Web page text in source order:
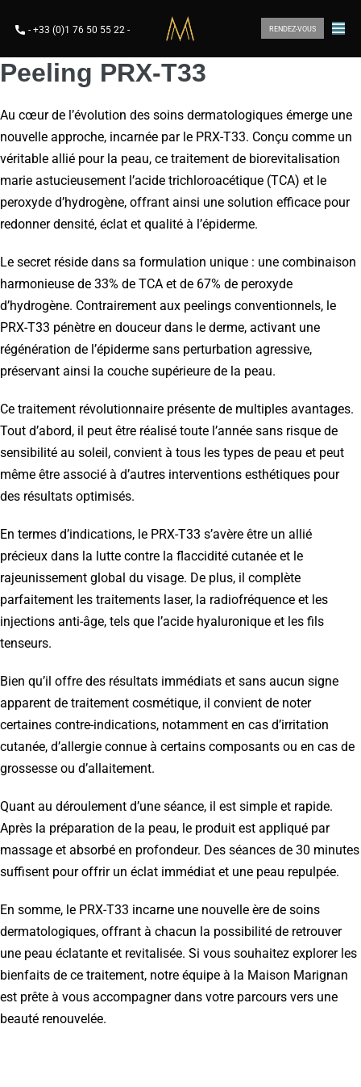
- +33 (0)1 76 50 55 22 - RENDEZ-VOUS
Peeling PRX-T33
Au cœur de l’évolution des soins dermatologiques émerge une
nouvelle approche, incarnée par le PRX-T33. Conçu comme un
véritable allié pour la peau, ce traitement de biorevitalisation
marie astucieusement l’acide trichloroacétique (TCA) et le
peroxyde d’hydrogène, offrant ainsi une solution efficace pour
redonner densité, éclat et qualité à l’épiderme.
Le secret réside dans sa formulation unique : une combinaison
harmonieuse de 33% de TCA et de 67% de peroxyde
d’hydrogène. Contrairement aux peelings conventionnels, le
PRX-T33 pénètre en douceur dans le derme, activant une
régénération de l’épiderme sans perturbation agressive,
préservant ainsi la couche supérieure de la peau.
Ce traitement révolutionnaire présente de multiples avantages.
Tout d’abord, il peut être réalisé toute l’année sans risque de
sensibilité au soleil, convient à tous les types de peau et peut
même être associé à d’autres interventions esthétiques pour
des résultats optimisés.
En termes d’indications, le PRX-T33 s’avère être un allié
précieux dans la lutte contre la flaccidité cutanée et le
rajeunissement global du visage. De plus, il complète
parfaitement les traitements laser, la radiofréquence et les
injections anti-âge, tels que l’acide hyaluronique et les fils
tenseurs.
Bien qu’il offre des résultats immédiats et sans aucun signe
apparent de traitement cosmétique, il convient de noter
certaines contre-indications, notamment en cas d’irritation
cutanée, d’allergie connue à certains composants ou en cas de
grossesse ou d’allaitement.
Quant au déroulement d’une séance, il est simple et rapide.
Après la préparation de la peau, le produit est appliqué par
massage et absorbé en profondeur. Des séances de 30 minutes
suffisent pour offrir un éclat immédiat et une peau repulpée.
En somme, le PRX-T33 incarne une nouvelle ère de soins
dermatologiques, offrant à chacun la possibilité de retrouver
une peau éclatante et revitalisée. Si vous souhaitez explorer les
bienfaits de ce traitement, notre équipe à la Maison Marignan
est prête à vous accompagner dans votre parcours vers une
beauté renouvelée.